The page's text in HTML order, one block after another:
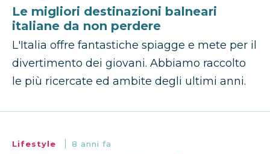
Le migliori destinazioni balneari
italiane da non perdere
L'Italia offre fantastiche spiagge e mete per il
divertimento dei giovani. Abbiamo raccolto
le più ricercate ed ambite degli ultimi anni.
Lifestyle 8 anni fa